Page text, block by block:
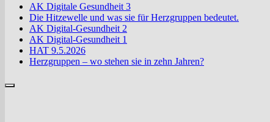
AK Digitale Gesundheit 3
Die Hitzewelle und was sie für Herzgruppen bedeutet.
AK Digital-Gesundheit 2
AK Digital-Gesundheit 1
HAT 9.5.2026
Herzgruppen – wo stehen sie in zehn Jahren?